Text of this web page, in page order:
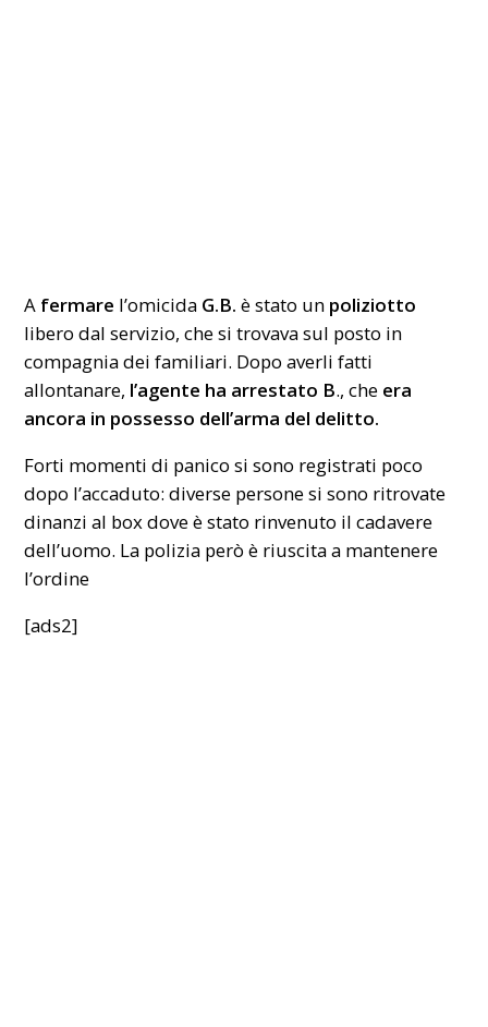
A fermare l’omicida G.B. è stato un poliziotto
libero dal servizio, che si trovava sul posto in
compagnia dei familiari. Dopo averli fatti
allontanare, l’agente ha arrestato B., che era
ancora in possesso dell’arma del delitto.
Forti momenti di panico si sono registrati poco
dopo l’accaduto: diverse persone si sono ritrovate
dinanzi al box dove è stato rinvenuto il cadavere
dell’uomo. La polizia però è riuscita a mantenere
l’ordine
[ads2]